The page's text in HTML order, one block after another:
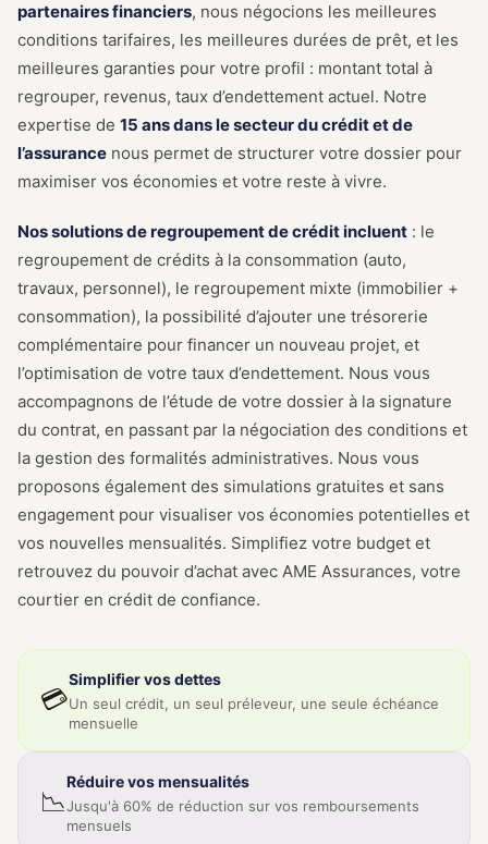
partenaires financiers, nous négocions les meilleures
conditions tarifaires, les meilleures durées de prêt, et les
meilleures garanties pour votre profil : montant total à
regrouper, revenus, taux d’endettement actuel. Notre
expertise de 15 ans dans le secteur du crédit et de
l’assurance nous permet de structurer votre dossier pour
maximiser vos économies et votre reste à vivre.
Nos solutions de regroupement de crédit incluent : le
regroupement de crédits à la consommation (auto,
travaux, personnel), le regroupement mixte (immobilier +
consommation), la possibilité d’ajouter une trésorerie
complémentaire pour financer un nouveau projet, et
l’optimisation de votre taux d’endettement. Nous vous
accompagnons de l’étude de votre dossier à la signature
du contrat, en passant par la négociation des conditions et
la gestion des formalités administratives. Nous vous
proposons également des simulations gratuites et sans
engagement pour visualiser vos économies potentielles et
vos nouvelles mensualités. Simplifiez votre budget et
retrouvez du pouvoir d’achat avec AME Assurances, votre
courtier en crédit de confiance.
💳
Simplifier vos dettes
Un seul crédit, un seul préleveur, une seule échéance
mensuelle
📉
Réduire vos mensualités
Jusqu'à 60% de réduction sur vos remboursements
mensuels